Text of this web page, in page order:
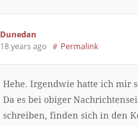
Dunedan
18 years ago
Permalink
Hehe. Irgendwie hatte ich mir
Da es bei obiger
schreiben, finden sich in den